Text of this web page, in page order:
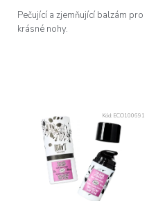
Pečující a zjemňující balzám pro
krásné nohy.
Kód: ECO100691